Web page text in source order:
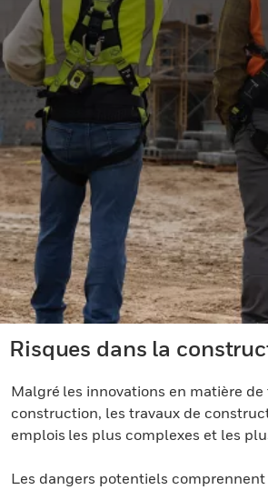
Risques dans la
Malgré les innovations en matière
construction, les travaux de
emplois les plus complexes et les
Les dangers potentiels comprennent